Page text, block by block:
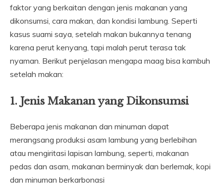
faktor yang berkaitan dengan jenis makanan yang
dikonsumsi, cara makan, dan kondisi lambung. Seperti
kasus suami saya, setelah makan bukannya tenang
karena perut kenyang, tapi malah perut terasa tak
nyaman. Berikut penjelasan mengapa maag bisa kambuh
setelah makan:
1. Jenis Makanan yang Dikonsumsi
Beberapa jenis makanan dan minuman dapat
merangsang produksi asam lambung yang berlebihan
atau mengiritasi lapisan lambung, seperti, makanan
pedas dan asam, makanan berminyak dan berlemak, kopi
dan minuman berkarbonasi